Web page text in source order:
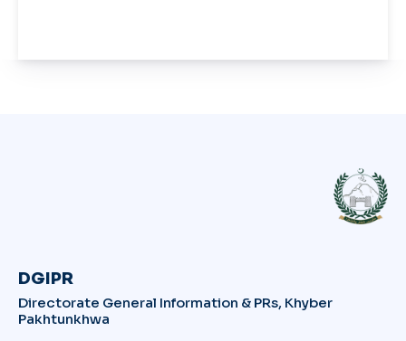
DGIPR
Directorate General Information & PRs, Khyber
Pakhtunkhwa